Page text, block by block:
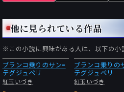
他に見られている作品
※この小説に興味がある人は、以下の小
ブランコ乗りのサン=
テグジュペリ
紅玉いづき
ブランコ乗りの
テグジュペリ
紅玉いづき